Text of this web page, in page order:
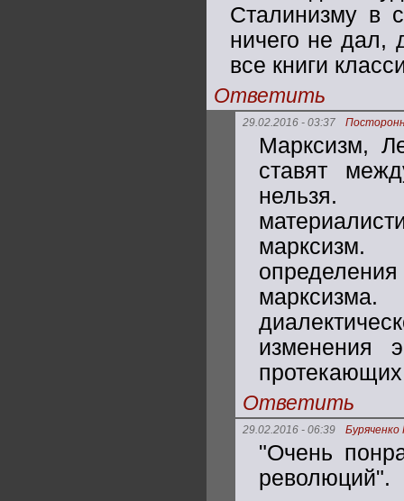
Сталинизму в
ничего не дал,
все книги
Ответить
29.02.2016 - 03:37
Марксизм,
ставят
нельзя.
марксизм.
изменения
Ответить
29.02.2016 - 06:39
"Очень
революций".